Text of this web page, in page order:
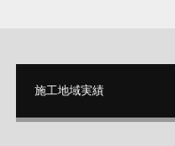
施工地域実績